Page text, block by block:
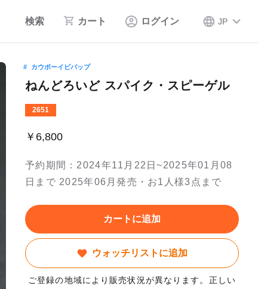
検索 カート ログイン JP
カウボーイビバップ
ねんどろいど スパイク・スピーゲル
2651
￥6,800
予約期間：2024年11月22日~2025年01月08
日まで 2025年06月発売・お1人様3点まで
カートに追加
ウォッチリストに追加
ご登録の地域により販売状況が異なります。正しい